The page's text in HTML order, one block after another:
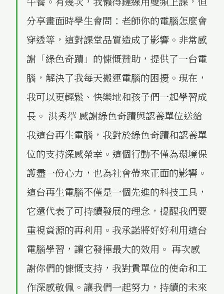
分享畫面時學生會問：老師你的電腦怎麼會
穿透等，這對課堂品質造成了影響。非常感
謝「綠色奇蹟」的慷慨贊助，提供了一台電
腦，解決了我每天搬運電腦的困擾。現在，
我可以更輕鬆、快樂地和孩子們一起學習成
長。 洪秀葶 感謝綠色奇蹟與認養單位送給
我這台再生電腦，我對於綠色奇蹟和認養單
位的支持深感榮幸。這個行動不僅為環境保
護盡一份心力，也為社會帶來正面的影響。
這台再生電腦不僅是一個先進的科技工具，
它還代表了可持續發展的理念，提醒我們要
重視資源的再利用。我承諾將好好利用這台
電腦學習，讓它發揮最大的效用。 再次感
謝你們的慷慨支持，我對貴單位的使命和工
作深感敬佩。讓我們一起努力，持續的未來